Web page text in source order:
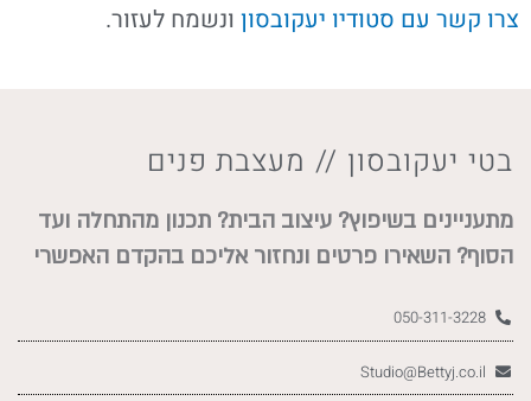
צרו קשר עם סטודיו יעקובסון ונשמח לעזור.
בטי יעקובסון // מעצבת פנים
מתעניינים בשיפוץ? עיצוב הבית? תכנון מהתחלה ועד
הסוף? השאירו פרטים ונחזור אליכם בהקדם האפשרי
050-311-3228
Studio@Bettyj.co.il